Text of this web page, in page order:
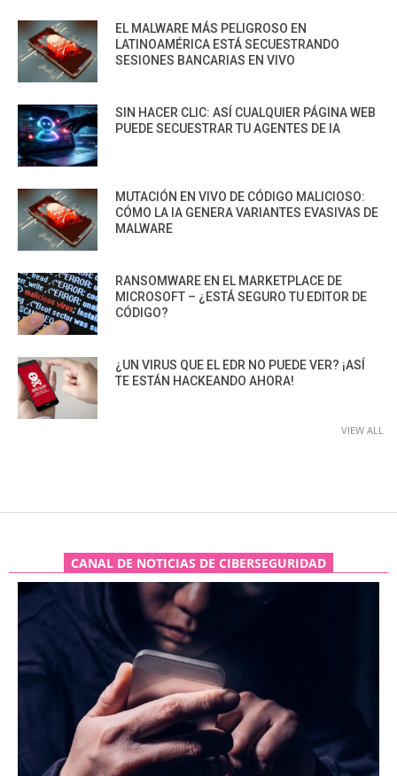
EL MALWARE MÁS PELIGROSO EN
LATINOAMÉRICA ESTÁ SECUESTRANDO
SESIONES BANCARIAS EN VIVO
SIN HACER CLIC: ASÍ CUALQUIER PÁGINA WEB
PUEDE SECUESTRAR TU AGENTES DE IA
MUTACIÓN EN VIVO DE CÓDIGO MALICIOSO:
CÓMO LA IA GENERA VARIANTES EVASIVAS DE
MALWARE
RANSOMWARE EN EL MARKETPLACE DE
MICROSOFT – ¿ESTÁ SEGURO TU EDITOR DE
CÓDIGO?
¿UN VIRUS QUE EL EDR NO PUEDE VER? ¡ASÍ
TE ESTÁN HACKEANDO AHORA!
VIEW ALL
CANAL DE NOTICIAS DE CIBERSEGURIDAD